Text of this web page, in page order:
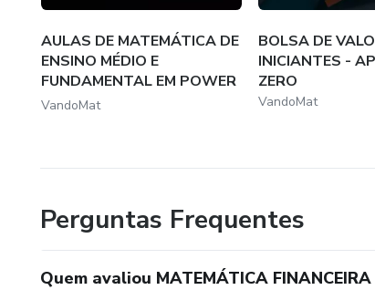
AULAS DE MATEMÁTICA DE
ENSINO MÉDIO E
FUNDAMENTAL EM POWER
P...
VandoMat
BOLSA DE
INICIANTES -
ZERO
VandoMat
Perguntas Frequentes
Quem avaliou MATEMÁTICA